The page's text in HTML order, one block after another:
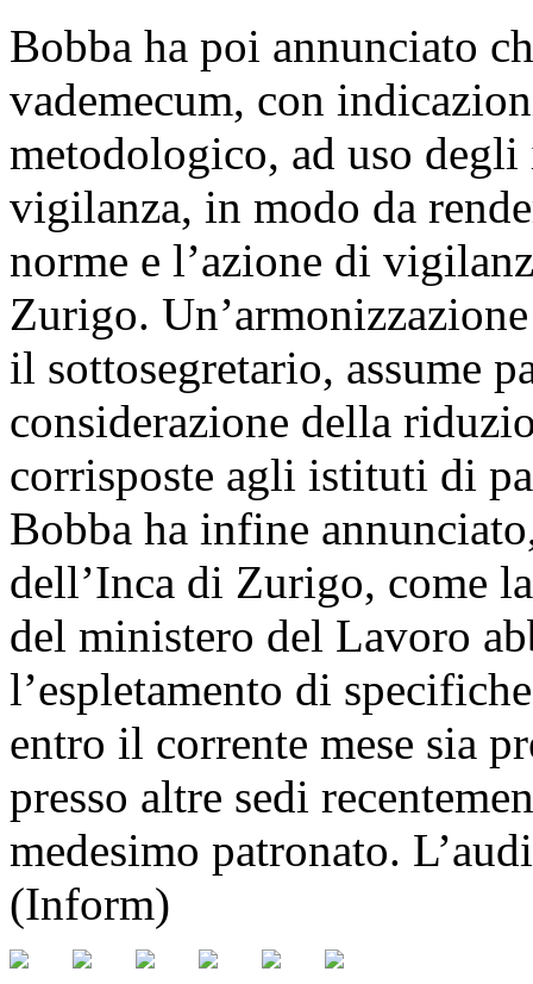
Bobba ha poi annunciato
vademecum, con
metodologico, ad uso
vigilanza, in modo da
norme e l’azione di
Zurigo.
il sottosegretario, assume
considerazione della
corrisposte agli istituti di
Bobba ha infine
dell’Inca di Zurigo, come
del ministero del Lavoro
l’espletamento di
entro il corrente mese sia
presso altre sedi
medesimo patronato.
(Inform)